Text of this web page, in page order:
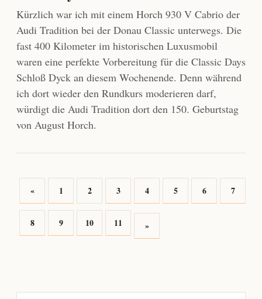
Kürzlich war ich mit einem Horch 930 V Cabrio der
Audi Tradition bei der Donau Classic unterwegs. Die
fast 400 Kilometer im historischen Luxusmobil
waren eine perfekte Vorbereitung für die Classic Days
Schloß Dyck an diesem Wochenende. Denn während
ich dort wieder den Rundkurs moderieren darf,
würdigt die Audi Tradition dort den 150. Geburtstag
von August Horch.
« 1 2 3 4 5 6 7
8 9 10 11 »